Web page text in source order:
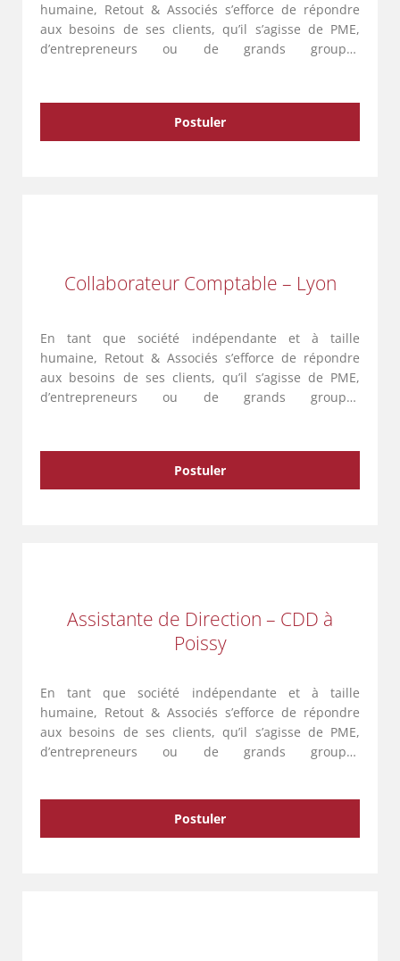
humaine, Retout & Associés s’efforce de répondre
aux besoins de ses clients, qu’il s’agisse de PME,
d’entrepreneurs ou de grands groupes
Postuler
Collaborateur Comptable – Lyon
En tant que société indépendante et à taille
humaine, Retout & Associés s’efforce de répondre
aux besoins de ses clients, qu’il s’agisse de PME,
d’entrepreneurs ou de grands groupes
Postuler
Assistante de Direction – CDD à
Poissy
En tant que société indépendante et à taille
humaine, Retout & Associés s’efforce de répondre
aux besoins de ses clients, qu’il s’agisse de PME,
d’entrepreneurs ou de grands groupes
Postuler